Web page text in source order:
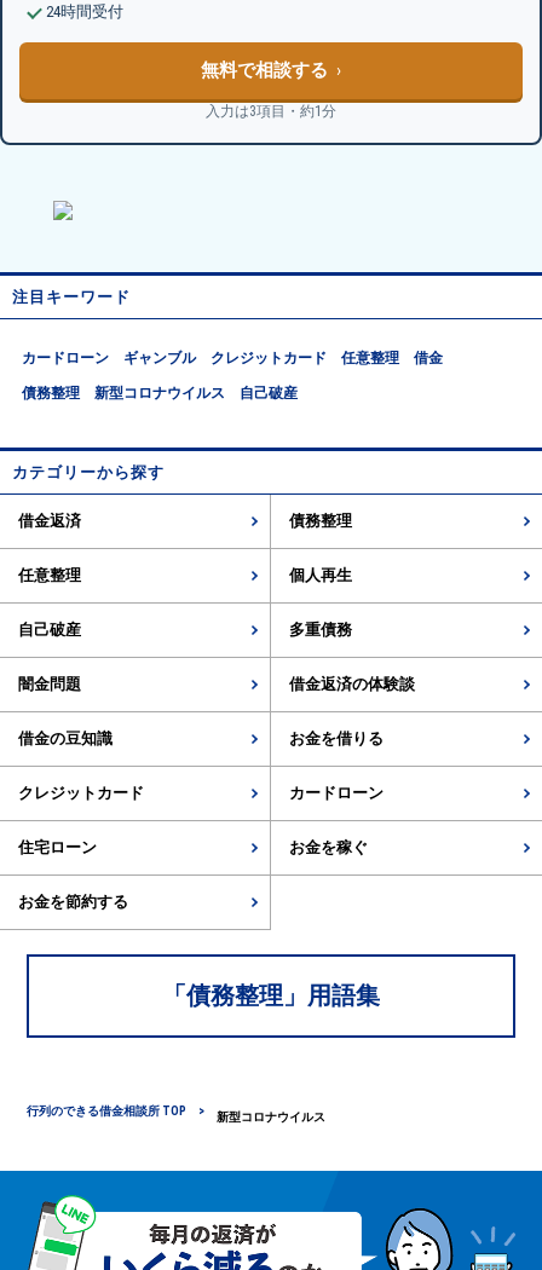
24時間受付
無料で相談する
入力は3項目・約1分
注目キーワード
カードローン ギャンブル クレジットカード 任意整理 借金
債務整理 新型コロナウイルス 自己破産
カテゴリーから探す
借金返済 債務整理
任意整理 個人再生
自己破産 多重債務
闇金問題 借金返済の体験談
借金の豆知識 お金を借りる
クレジットカード カードローン
住宅ローン お金を稼ぐ
お金を節約する
「債務整理 」用語集
行列のできる借金相談所 TOP 新型コロナウイルス